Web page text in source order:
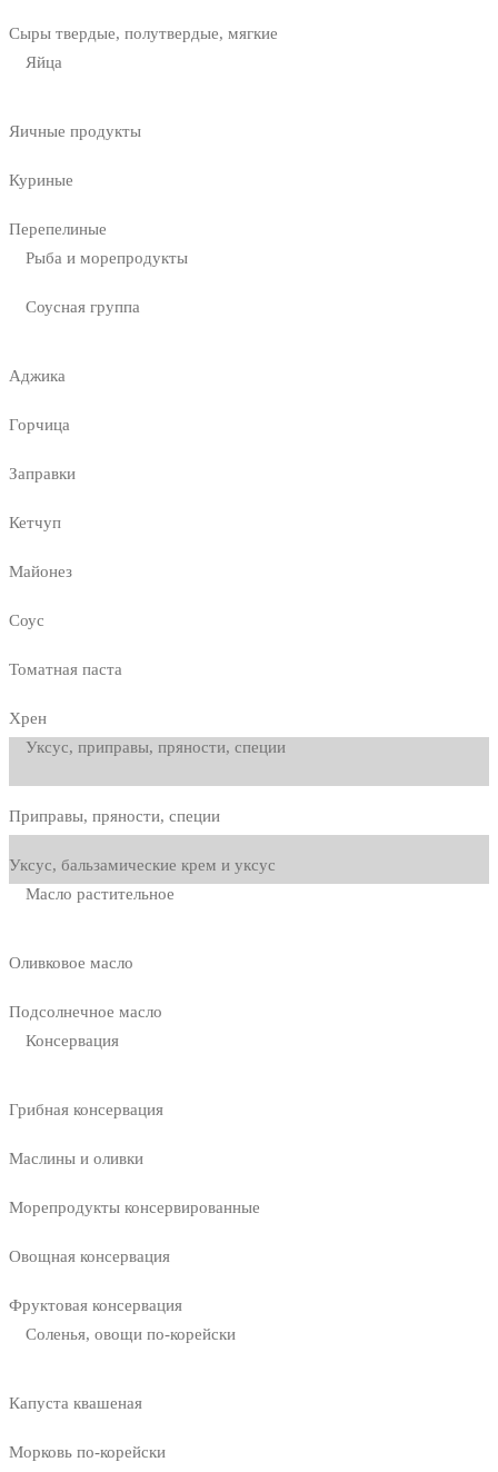
Сыры твердые, полутвердые, мягкие
Яйца
Яичные продукты
Куриные
Перепелиные
Рыба и морепродукты
Соусная группа
Аджика
Горчица
Заправки
Кетчуп
Майонез
Соус
Томатная паста
Хрен
Уксус, приправы, пряности, специи
Приправы, пряности, специи
Уксус, бальзамические крем и уксус
Масло растительное
Оливковое масло
Подсолнечное масло
Консервация
Грибная консервация
Маслины и оливки
Морепродукты консервированные
Овощная консервация
Фруктовая консервация
Соленья, овощи по-корейски
Капуста квашеная
Морковь по-корейски